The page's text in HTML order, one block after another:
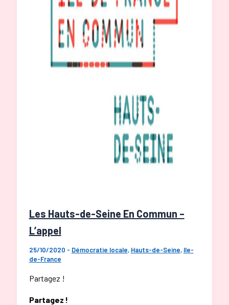
Les Hauts-de-Seine En Commun –
L’appel
25/10/2020 - Démocratie locale, Hauts-de-Seine, Ile-
de-France
Partagez !
Partagez !